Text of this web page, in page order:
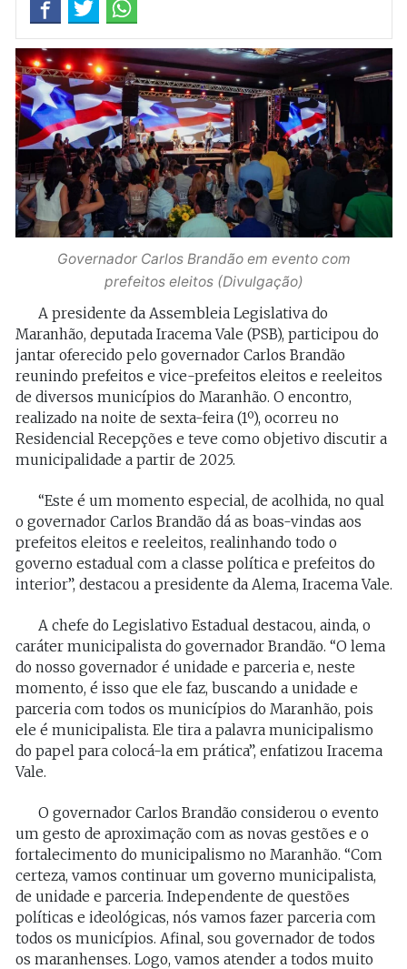
Governador Carlos Brandão em evento com
prefeitos eleitos (Divulgação)
A presidente da Assembleia Legislativa do
Maranhão, deputada Iracema Vale (PSB), participou do
jantar oferecido pelo governador Carlos Brandão
reunindo prefeitos e vice-prefeitos eleitos e reeleitos
de diversos municípios do Maranhão. O encontro,
realizado na noite de sexta-feira (1º), ocorreu no
Residencial Recepções e teve como objetivo discutir a
municipalidade a partir de 2025.
“Este é um momento especial, de acolhida, no qual
o governador Carlos Brandão dá as boas-vindas aos
prefeitos eleitos e reeleitos, realinhando todo o
governo estadual com a classe política e prefeitos do
interior”, destacou a presidente da Alema, Iracema Vale.
A chefe do Legislativo Estadual destacou, ainda, o
caráter municipalista do governador Brandão. “O lema
do nosso governador é unidade e parceria e, neste
momento, é isso que ele faz, buscando a unidade e
parceria com todos os municípios do Maranhão, pois
ele é municipalista. Ele tira a palavra municipalismo
do papel para colocá-la em prática”, enfatizou Iracema
Vale.
O governador Carlos Brandão considerou o evento
um gesto de aproximação com as novas gestões e o
fortalecimento do municipalismo no Maranhão. “Com
certeza, vamos continuar um governo municipalista,
de unidade e parceria. Independente de questões
políticas e ideológicas, nós vamos fazer parceria com
todos os municípios. Afinal, sou governador de todos
os maranhenses. Logo, vamos atender a todos muito